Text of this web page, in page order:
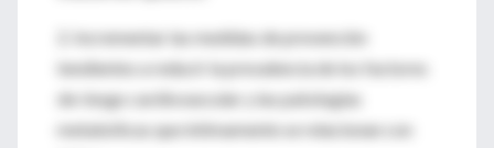
2. Incrementar las medidas de prevención
tendientes a reducir la prevalencia de los factores
de riesgo cardiovascular y las patologías
metabólicas que íntimamente se relacionan con